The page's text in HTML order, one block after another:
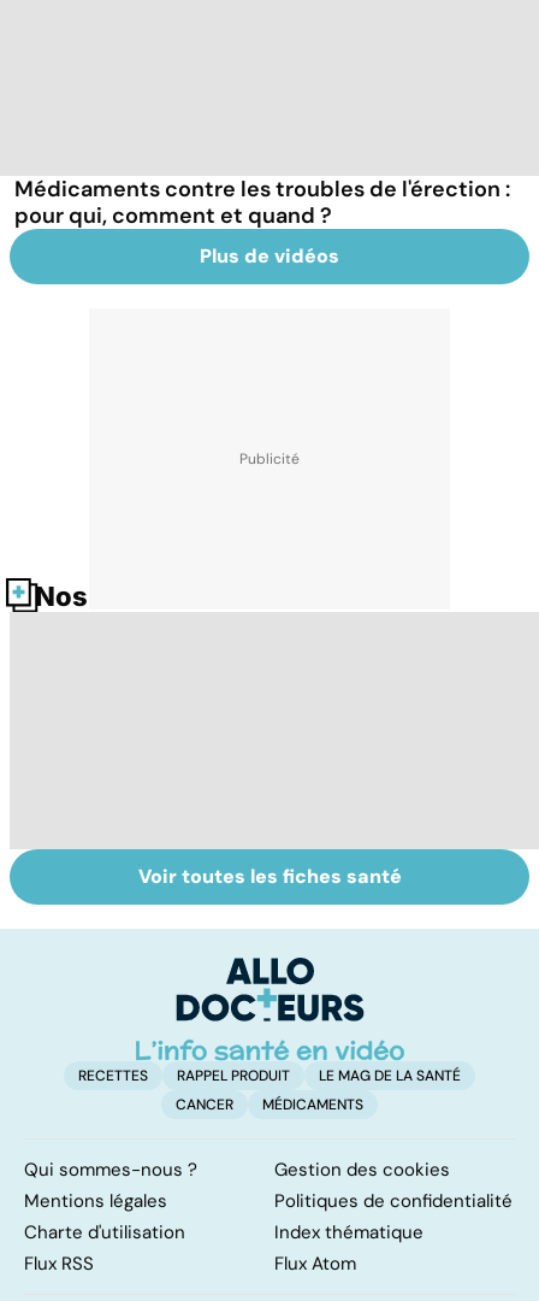
Médicaments contre les troubles de l'érection :
pour qui, comment et quand ?
Plus de vidéos
Nos fiches santé
Violences
sexuelles :
Staphylocoque
doré : une
surveillance
Voir toutes les fiches santé
RECETTES RAPPEL PRODUIT
LE MAG DE LA SANTÉ
CANCER
MÉDICAMENTS
Qui sommes-nous ?
Gestion des cookies
Mentions légales
Politiques de confidentialité
Charte d'utilisation
Index thématique
Flux RSS
Flux Atom